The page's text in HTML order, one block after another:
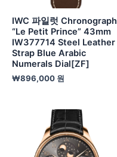
IWC 파일럿 Chronograph
“Le Petit Prince” 43mm
IW377714 Steel Leather
Strap Blue Arabic
Numerals Dial[ZF]
₩896,000 원